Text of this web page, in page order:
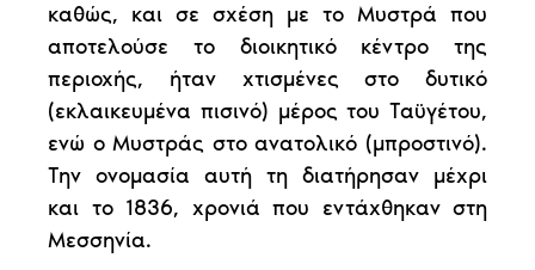
καθώς, και σε σχέση με το Μυστρά που
αποτελούσε το διοικητικό κέντρο της
περιοχής, ήταν χτισμένες στο δυτικό
(εκλαικευμένα πισινό) μέρος του Ταϋγέτου,
ενώ ο Μυστράς στο ανατολικό (μπροστινό).
Την ονομασία αυτή τη διατήρησαν μέχρι
και το 1836, χρονιά που εντάχθηκαν στη
Μεσσηνία.